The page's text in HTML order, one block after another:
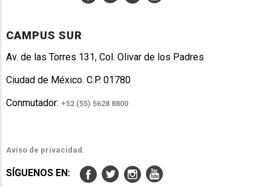
CAMPUS SUR
Av. de las Torres 131, Col. Olivar de los Padres
Ciudad de México. C.P. 01780
Conmutador: +52 (55) 5628 8800
Aviso de privacidad.
SÍGUENOS EN: